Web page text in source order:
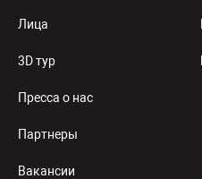
Лица
3D тур
Пресса о нас
Партнеры
Вакансии